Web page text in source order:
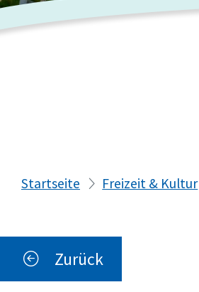
Startseite Freizeit & Kultur
Zurück